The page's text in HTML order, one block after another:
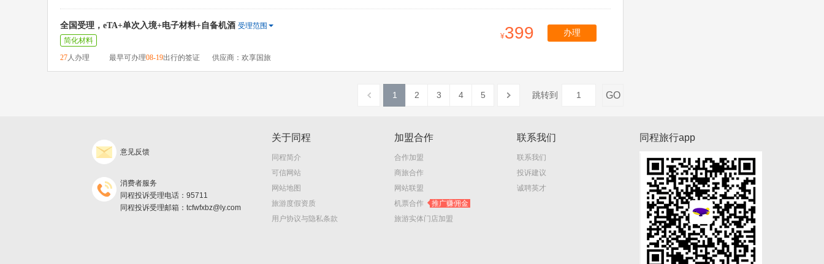
全国受理，eTA+单次入境+电子材料+自备机酒 受理范围
简化材料
27人办理 最早可办理08-19出行的签证 供应商：欢享国旅
399 办理
1 2 3 4 5 跳转到 GO
意见反馈
消费者服务
同程投诉受理电话：95711
同程投诉受理邮箱：tcfwfxbz@ly.com
关于同程
同程简介
可信网站
网站地图
旅游度假资质
用户协议与隐私条款
加盟合作
合作加盟
商旅合作
网站联盟
机票合作
推广赚佣金
旅游实体门店加盟
联系我们
联系我们
投诉建议
诚聘英才
同程旅行app